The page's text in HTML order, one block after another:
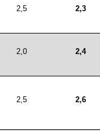
2,5 2,3
2,0 2,4
2,5 2,6